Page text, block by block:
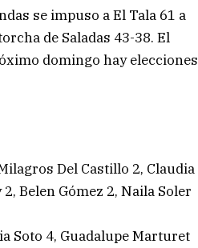
se impuso a El Tala 61 a
de Saladas 43-38. El
domingo hay elecciones
Del Castillo 2, Claudia
Belen Gómez 2, Naila Soler
Soto 4, Guadalupe Marturet